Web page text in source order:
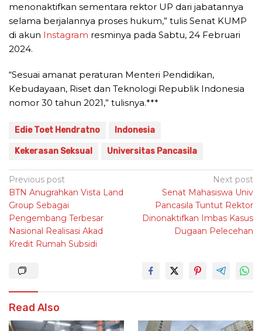
menonaktifkan sementara rektor UP dari jabatannya
selama berjalannya proses hukum,” tulis Senat KUMP
di akun Instagram resminya pada Sabtu, 24 Februari
2024.
“Sesuai amanat peraturan Menteri Pendidikan,
Kebudayaan, Riset dan Teknologi Republik Indonesia
nomor 30 tahun 2021,” tulisnya.***
Edie Toet Hendratno Indonesia
Kekerasan Seksual Universitas Pancasila
Post
navigation
Previous post
BTN Anugrahkan Vista Land
Group Sebagai
Pengembang Terbesar
Nasional Realisasi Akad
Kredit Rumah Subsidi
Next post
Senat Mahasiswa Univ
Pancasila Tuntut Rektor
Dinonaktifkan Imbas Kasus
Dugaan Pelecehan
Read Also